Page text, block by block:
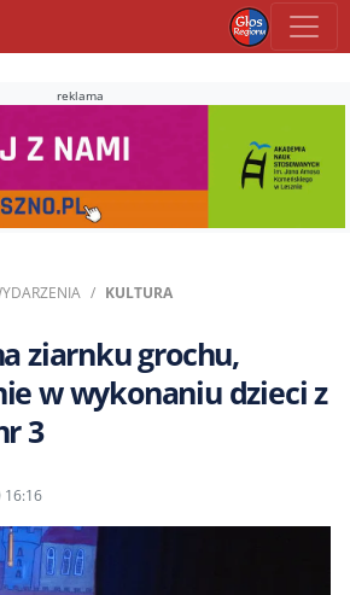
reklama
KULTURA
ziarnku grochu,
w wykonaniu dzieci z
3
16:16